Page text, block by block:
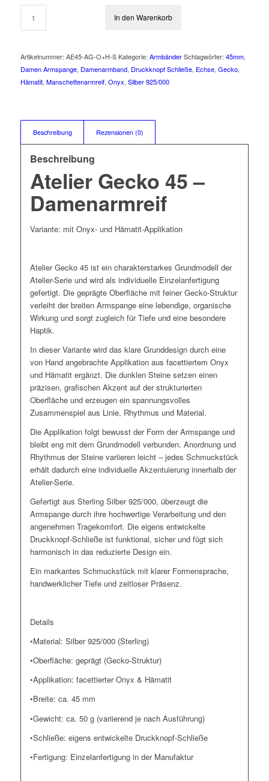
In den Warenkorb
Artikelnummer: AE45-AG-O+H-S Kategorie: Armbänder Schlagwörter: 45mm,
Damen Armspange, Damenarmband, Druckknopf Schließe, Echse, Gecko,
Hämatit, Manschettenarmreif, Onyx, Silber 925/000
Beschreibung Rezensionen (0)
Beschreibung
Atelier Gecko 45 –
Damenarmreif
Variante: mit Onyx- und Hämatit-Applikation
Atelier Gecko 45 ist ein charakterstarkes Grundmodell der
Atelier-Serie und wird als individuelle Einzelanfertigung
gefertigt. Die geprägte Oberfläche mit feiner Gecko-Struktur
verleiht der breiten Armspange eine lebendige, organische
Wirkung und sorgt zugleich für Tiefe und eine besondere
Haptik.
In dieser Variante wird das klare Grunddesign durch eine
von Hand angebrachte Applikation aus facettiertem Onyx
und Hämatit ergänzt. Die dunklen Steine setzen einen
präzisen, grafischen Akzent auf der strukturierten
Oberfläche und erzeugen ein spannungsvolles
Zusammenspiel aus Linie, Rhythmus und Material.
Die Applikation folgt bewusst der Form der Armspange und
bleibt eng mit dem Grundmodell verbunden. Anordnung und
Rhythmus der Steine variieren leicht – jedes Schmuckstück
erhält dadurch eine individuelle Akzentuierung innerhalb der
Atelier-Serie.
Gefertigt aus Sterling Silber 925/000, überzeugt die
Armspange durch ihre hochwertige Verarbeitung und den
angenehmen Tragekomfort. Die eigens entwickelte
Druckknopf-Schließe ist funktional, sicher und fügt sich
harmonisch in das reduzierte Design ein.
Ein markantes Schmuckstück mit klarer Formensprache,
handwerklicher Tiefe und zeitloser Präsenz.
Details
•Material: Silber 925/000 (Sterling)
•Oberfläche: geprägt (Gecko-Struktur)
•Applikation: facettierter Onyx & Hämatit
•Breite: ca. 45 mm
•Gewicht: ca. 50 g (variierend je nach Ausführung)
•Schließe: eigens entwickelte Druckknopf-Schließe
•Fertigung: Einzelanfertigung in der Manufaktur